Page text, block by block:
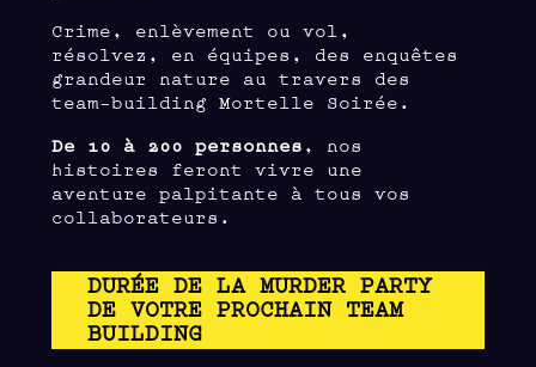
Crime, enlèvement ou vol,
résolvez, en équipes, des enquêtes
grandeur nature au travers des
team-building Mortelle Soirée.
De 10 à 200 personnes , nos
histoires feront vivre une
aventure palpitante à tous vos
collaborateurs.
DURÉE DE LA MURDER PARTY
DE VOTRE PROCHAIN TEAM
BUILDING